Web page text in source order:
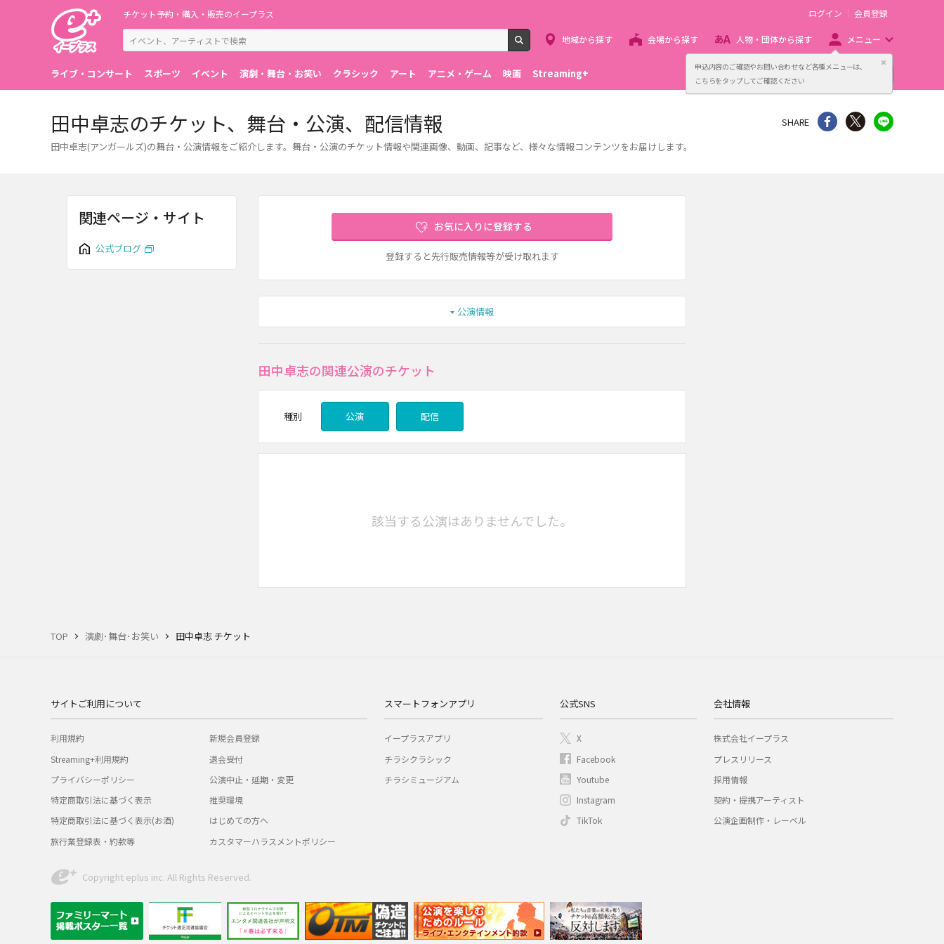
申込内容のご確認やお問い合わせなど各種メニューは、
こちらをタップしてご確認ください
閉じる
チケット予約・購入・販売のイープラス
検索
ログイン 会員登録
地域から探す 会場から探す 人物・団体から探す メニュー
ライブ・コンサート スポーツ イベント 演劇・舞台・お笑い クラシック アート アニメ・ゲーム 映画 Streaming+ 主催者向け販売サービス
TOP 演劇･舞台･お笑い 田中卓志 チケット
田中卓志のチケット、舞台・公演、配信情報
田中卓志(アンガールズ)の舞台・公演情報をご紹介します。舞台・公演のチケット情報や関連画像、動画、記事など、様々な情報コンテンツをお届けします。
SHARE シェア Twitter
お気に入りに登録する
登録すると先行販売情報等が受け取れます
公演情報
田中卓志の関連公演のチケット
種別 公演 配信
該当する公演はありませんでした。
関連ページ・サイト
公式ブログ
サイトご利用について
利用規約
Streaming+利用規約
プライバシーポリシー
特定商取引法に基づく表示
特定商取引法に基づく表示(お酒)
旅行業登録表・約款等
新規会員登録
退会受付
公演中止・延期・変更
推奨環境
はじめての方へ
カスタマーハラスメントポリシー
スマートフォンアプリ
イープラスアプリ
チラシクラシック
チラシミュージアム
公式SNS
X
Facebook
Youtube
Instagram
TikTok
会社情報
株式会社イープラス
プレスリリース
採用情報
契約・提携アーティスト
公演企画制作・レーベル
Copyright eplus inc. All Rights Reserved.